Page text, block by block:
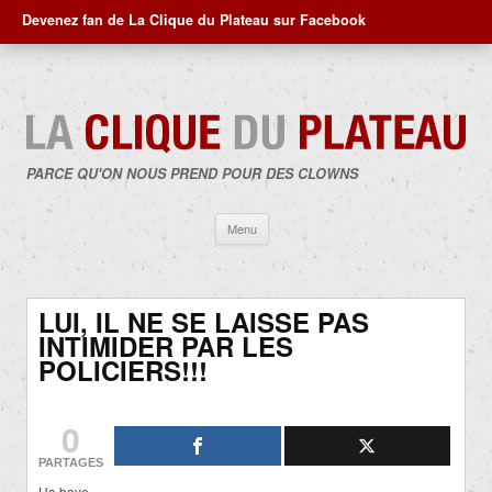
Devenez fan de La Clique du Plateau sur Facebook
PARCE QU'ON NOUS PREND POUR DES CLOWNS
Menu
contenu
LUI, IL NE SE LAISSE PAS
INTIMIDER PAR LES
POLICIERS!!!
0
PARTAGES